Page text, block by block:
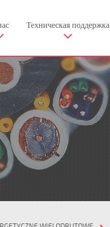
Техническая поддержка